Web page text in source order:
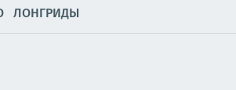
ЛОНГРИДЫ